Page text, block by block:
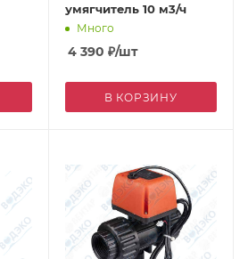
умягчитель 10 м3/ч
Много
4 390 ₽/шт
В КОРЗИНУ